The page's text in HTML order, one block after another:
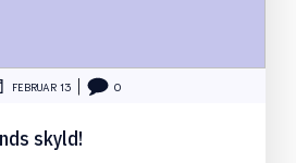
FEBRUAR 13 0
skyld!